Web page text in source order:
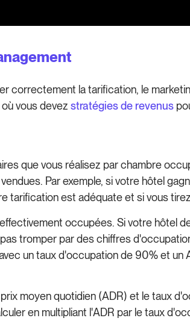
correctement la tarification, le
vous devezstratégies de revenus
que vous réalisez par chambre
Par exemple, si votre hôtel
tarification est adéquate et si vous
occupées. Si votre hôtel
tromper par des chiffres
un taux d'occupation de 90% et
moyen quotidien (ADR) et le taux
en multipliant l'ADR par le taux